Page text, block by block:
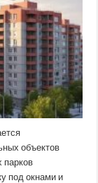
объектов
парков
под окнами и